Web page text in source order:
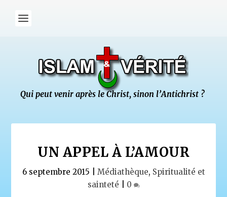
UN APPEL À L’AMOUR
6 septembre 2015 Médiathèque, Spiritualité et
sainteté
0